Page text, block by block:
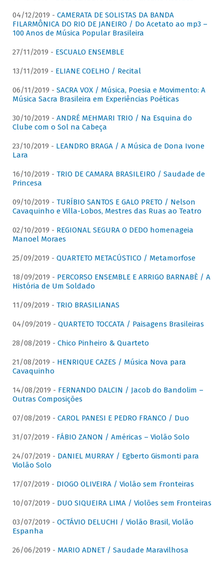
04/12/2019 - CAMERATA DE SOLISTAS DA BANDA
FILARMÔNICA DO RIO DE JANEIRO / Do Acetato ao mp3 –
100 Anos de Música Popular Brasileira
27/11/2019 - ESCUALO ENSEMBLE
13/11/2019 - ELIANE COELHO / Recital
06/11/2019 - SACRA VOX / Música, Poesia e Movimento: A
Música Sacra Brasileira em Experiências Poéticas
30/10/2019 - ANDRÉ MEHMARI TRIO / Na Esquina do
Clube com o Sol na Cabeça
23/10/2019 - LEANDRO BRAGA / A Música de Dona Ivone
Lara
16/10/2019 - TRIO DE CAMARA BRASILEIRO / Saudade de
Princesa
09/10/2019 - TURÍBIO SANTOS E GALO PRETO / Nelson
Cavaquinho e Villa-Lobos, Mestres das Ruas ao Teatro
02/10/2019 - REGIONAL SEGURA O DEDO homenageia
Manoel Moraes
25/09/2019 - QUARTETO METACÚSTICO / Metamorfose
18/09/2019 - PERCORSO ENSEMBLE E ARRIGO BARNABÈ / A
História de Um Soldado
11/09/2019 - TRIO BRASILIANAS
04/09/2019 - QUARTETO TOCCATA / Paisagens Brasileiras
28/08/2019 - Chico Pinheiro & Quarteto
21/08/2019 - HENRIQUE CAZES / Música Nova para
Cavaquinho
14/08/2019 - FERNANDO DALCIN / Jacob do Bandolim –
Outras Composições
07/08/2019 - CAROL PANESI E PEDRO FRANCO / Duo
31/07/2019 - FÁBIO ZANON / Américas – Violão Solo
24/07/2019 - DANIEL MURRAY / Egberto Gismonti para
Violão Solo
17/07/2019 - DIOGO OLIVEIRA / Violão sem Fronteiras
10/07/2019 - DUO SIQUEIRA LIMA / Violões sem Fronteiras
03/07/2019 - OCTÁVIO DELUCHI / Violão Brasil, Violão
Espanha
26/06/2019 - MARIO ADNET / Saudade Maravilhosa